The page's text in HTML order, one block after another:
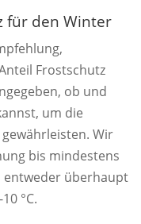
für den Winter
Frostschutz
ob und
um die
Wir
bis mindestens
entweder überhaupt
°C.